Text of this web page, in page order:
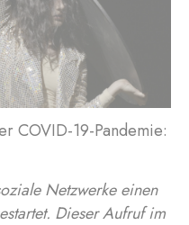
COVID-19-Pandemie:
Netzwerke einen
Dieser Aufruf im